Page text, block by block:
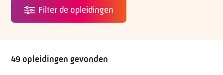
49 opleidingen gevonden